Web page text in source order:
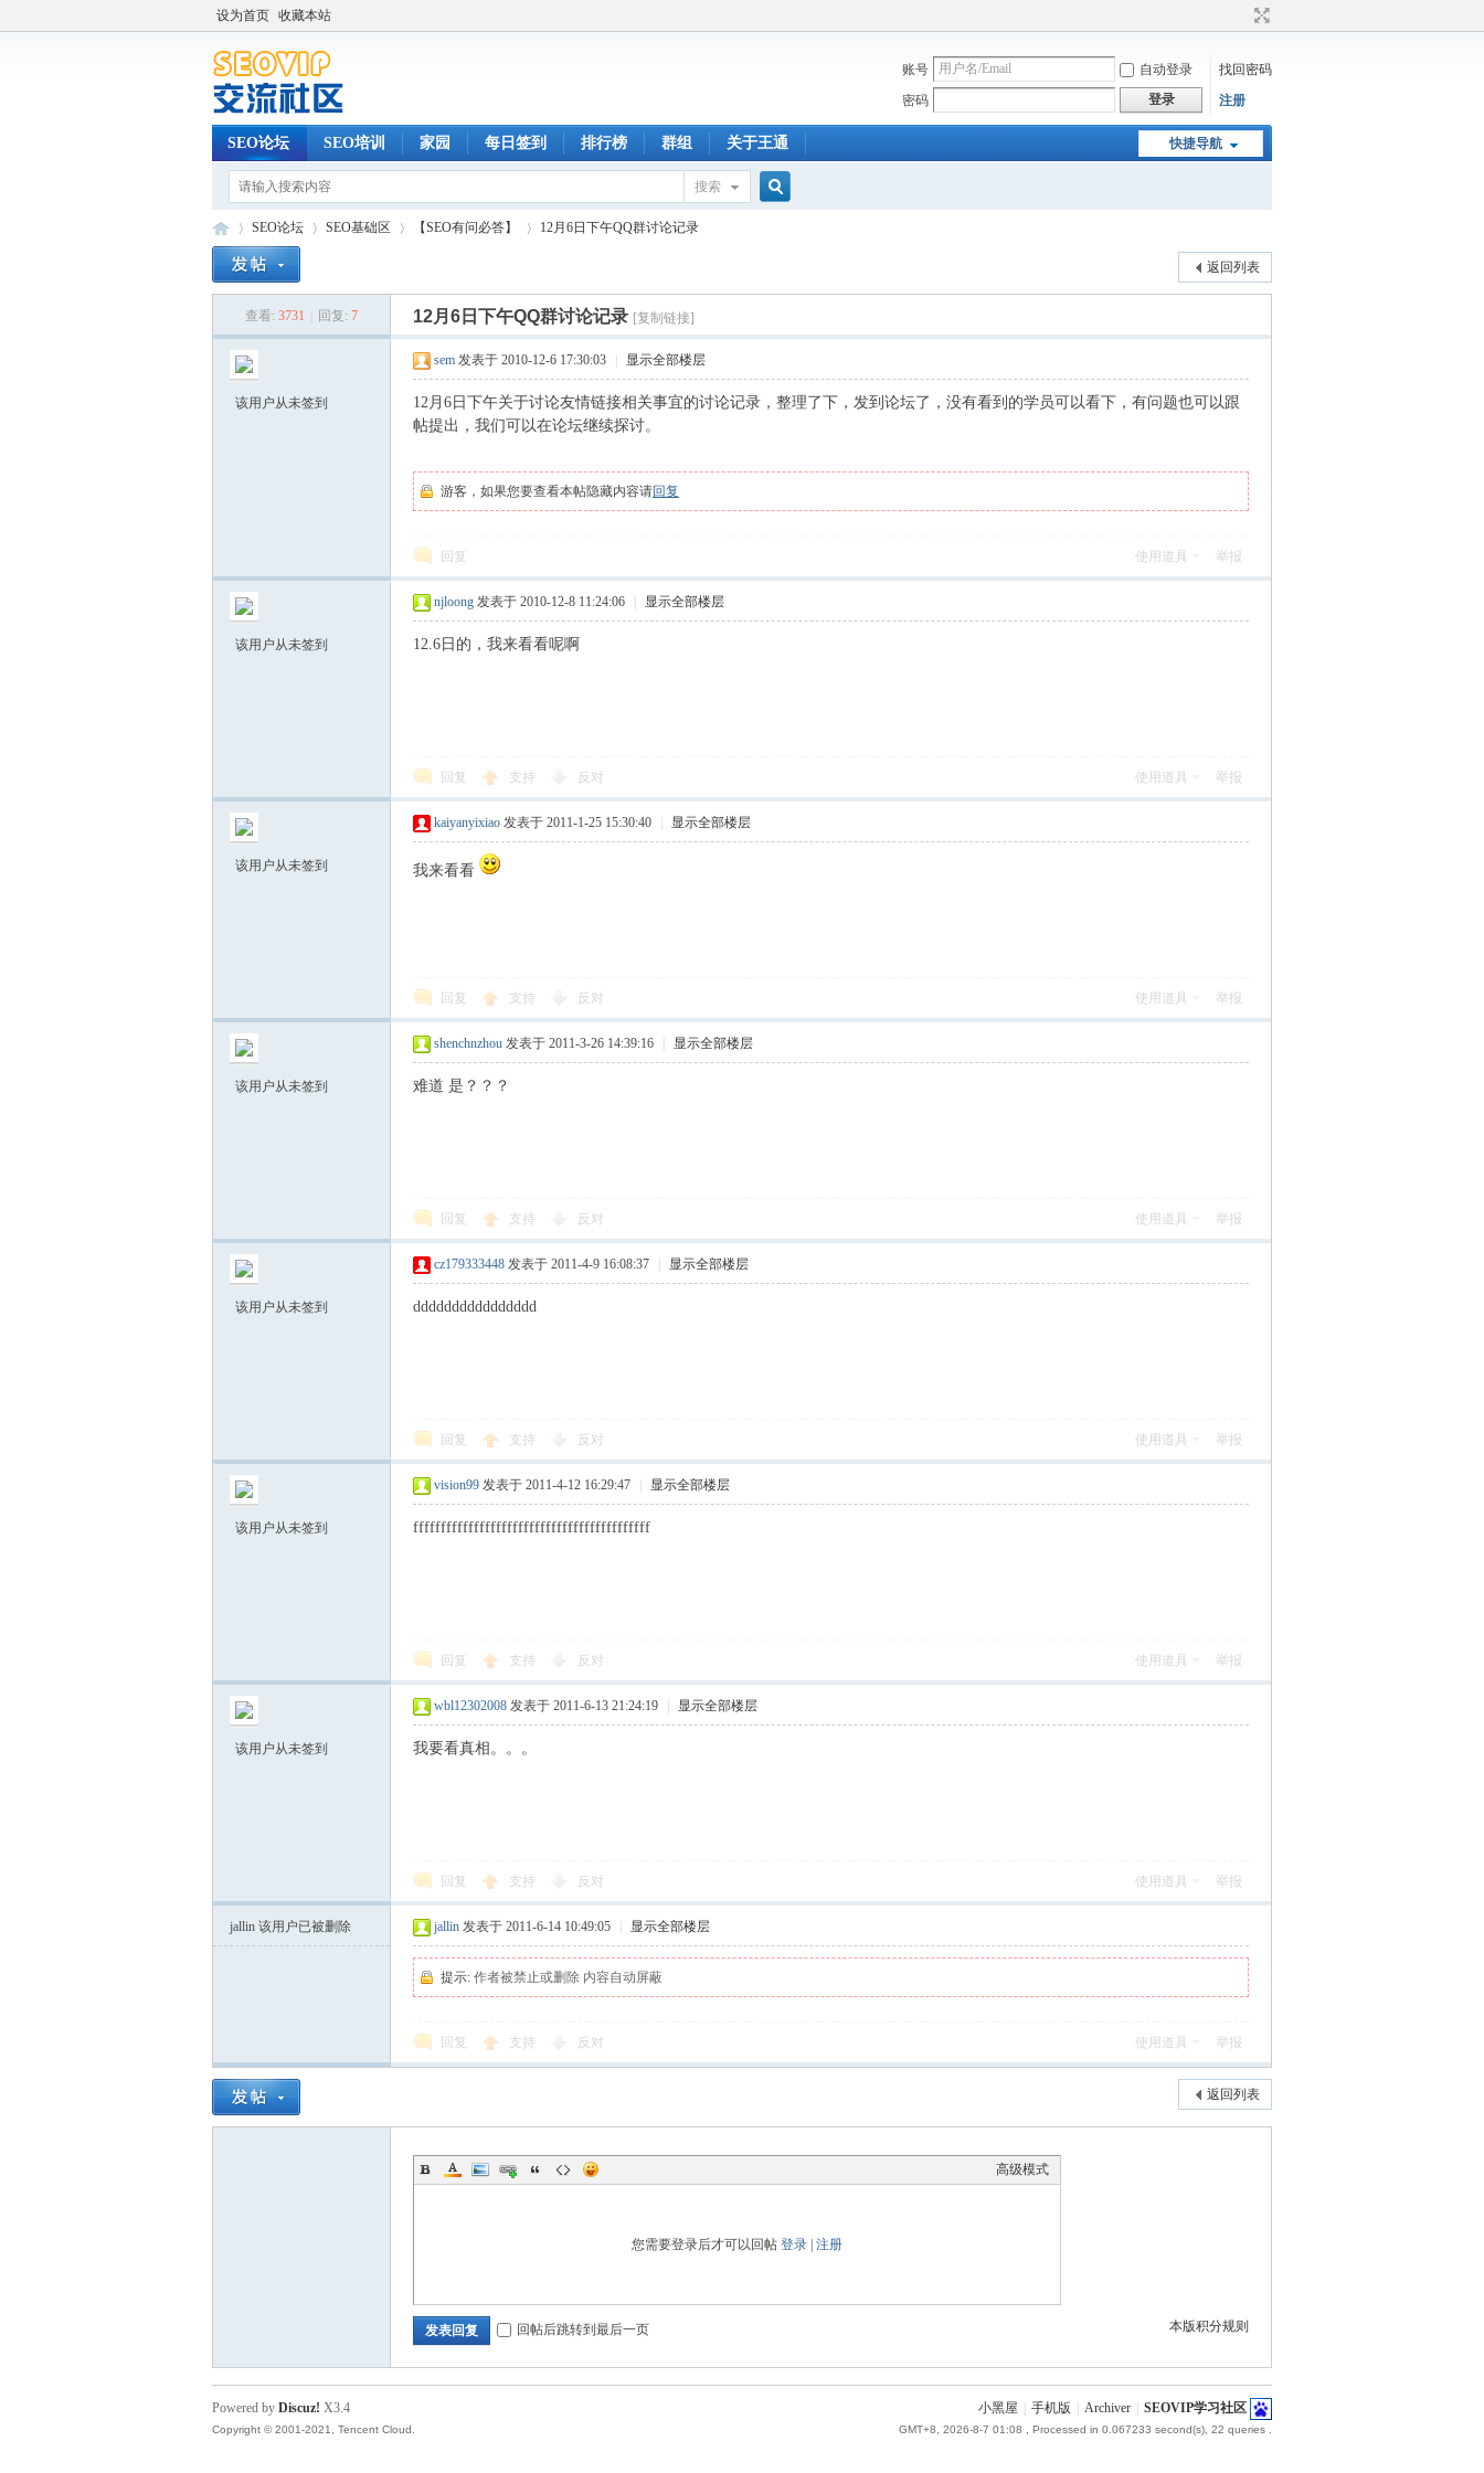
设为首页 收藏本站
账号 自动登录
找回密码
密码
登录 注册
快捷导航
SEO论坛 SEO培训 家园 每日签到 排行榜 群组 关于王通
搜索
SEO论坛 SEO基础区 【SEO有问必答】
›
12月6日下午QQ群讨论记录
返回列表
查看: 3731 回复: 7 12月6日下午QQ群讨论记录 [复制链接]
该用户从未签到
sem 发表于 2010-12-6 17:30:03 显示全部楼层
12月6日下午关于讨论友情链接相关事宜的讨论记录，整理了下，发到论坛了，没有看到的学员可以看下，有问题也可以跟
帖提出，我们可以在论坛继续探讨。
游客，如果您要查看本帖隐藏内容请回复
回复 使用道具 举报
该用户从未签到
njloong 发表于 2010-12-8 11:24:06 显示全部楼层
12.6日的，我来看看呢啊
回复 支持 反对 使用道具 举报
该用户从未签到
kaiyanyixiao 发表于 2011-1-25 15:30:40 显示全部楼层
我来看看
回复 支持 反对 使用道具 举报
该用户从未签到
shenchnzhou 发表于 2011-3-26 14:39:16 显示全部楼层
难道 是？？？
回复 支持 反对 使用道具 举报
该用户从未签到
cz179333448 发表于 2011-4-9 16:08:37 显示全部楼层
dddddddddddddddd
回复 支持 反对 使用道具 举报
该用户从未签到
vision99 发表于 2011-4-12 16:29:47 显示全部楼层
fffffffffffffffffffffffffffffffffffffffffff
回复 支持 反对 使用道具 举报
该用户从未签到
wbl12302008 发表于 2011-6-13 21:24:19 显示全部楼层
我要看真相。。。
回复 支持 反对 使用道具 举报
jallin 该用户已被删除 jallin 发表于 2011-6-14 10:49:05 显示全部楼层
提示: 作者被禁止或删除 内容自动屏蔽
回复 支持 反对 使用道具 举报
返回列表
高级模式
您需要登录后才可以回帖 登录 注册
本版积分规则
发表回复 回帖后跳转到最后一页
小黑屋 手机版 Archiver SEOVIP学习社区
GMT+8, 2026-8-7 01:08 , Processed in 0.067233 second(s), 22 queries .
Powered by Discuz! X3.4
Copyright © 2001-2021, Tencent Cloud.